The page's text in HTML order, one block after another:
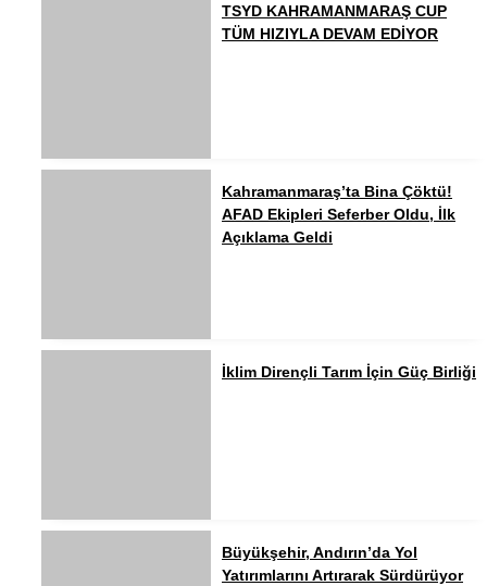
TSYD KAHRAMANMARAŞ CUP
TÜM HIZIYLA DEVAM EDİYOR
Kahramanmaraş’ta Bina Çöktü!
AFAD Ekipleri Seferber Oldu, İlk
Açıklama Geldi
İklim Dirençli Tarım İçin Güç Birliği
Büyükşehir, Andırın’da Yol
Yatırımlarını Artırarak Sürdürüyor